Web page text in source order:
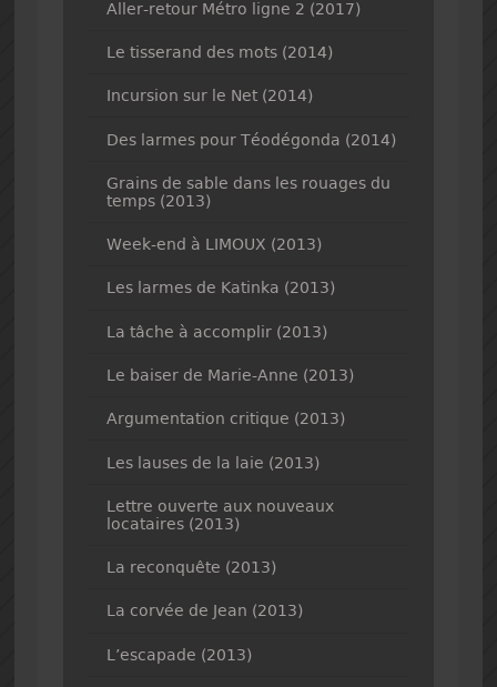
Aller-retour Métro ligne 2 (2017)
Le tisserand des mots (2014)
Incursion sur le Net (2014)
Des larmes pour Téodégonda (2014)
Grains de sable dans les rouages du
temps (2013)
Week-end à LIMOUX (2013)
Les larmes de Katinka (2013)
La tâche à accomplir (2013)
Le baiser de Marie-Anne (2013)
Argumentation critique (2013)
Les lauses de la laie (2013)
Lettre ouverte aux nouveaux
locataires (2013)
La reconquête (2013)
La corvée de Jean (2013)
L’escapade (2013)